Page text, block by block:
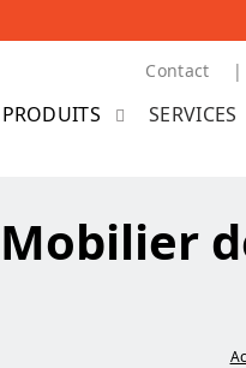
Contact
SERVICES
Mobilier